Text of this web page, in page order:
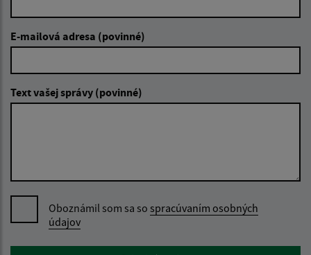
E-mailová adresa (povinné)
Text vašej správy (povinné)
Oboznámil som sa so spracúvaním osobných
údajov